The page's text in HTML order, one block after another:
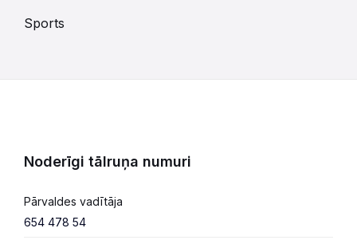
Sports
Noderīgi tālruņa numuri
Pārvaldes vadītāja
654 478 54